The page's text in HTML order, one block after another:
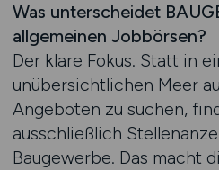
Was unterscheidet
allgemeinen Jobbörsen?
Der klare Fokus. Statt in
unübersichtlichen Meer
Angeboten zu suchen,
ausschließlich
Baugewerbe. Das macht